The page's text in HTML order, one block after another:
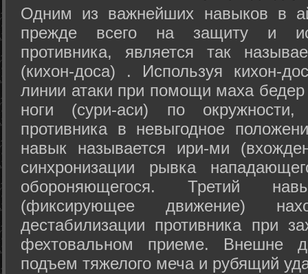
Одним из важнейших навыков в
прежде всего на защиту и
противника, является так
(кихон-доса) . Используя кихон-
линии атаки при помощи маха
ноги (сури-аси) по
противника в невыгодное
навык называется ири-ми
синхронизации рывка
обороняющегося. Третий
(фиксирующее движение)
дестабилизации противника при
фехтовальном приеме. Внешне
подъем тяжелого меча и рубящий